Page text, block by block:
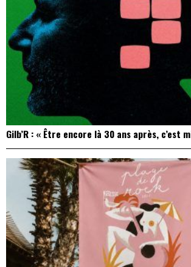
Gilb’R : « Être encore là 30 ans après, c’est